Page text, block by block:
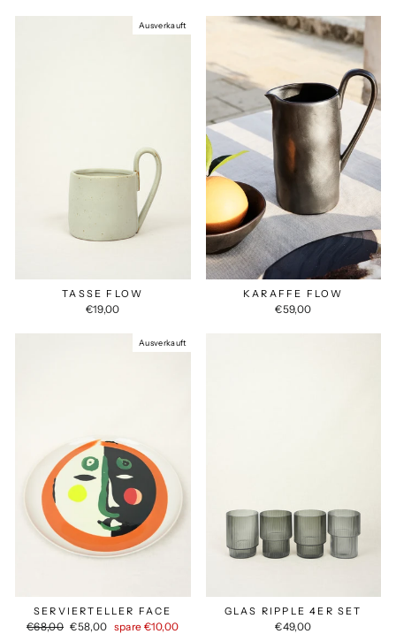
Ausverkauft
TASSE FLOW
€19,00
KARAFFE FLOW
€59,00
Ausverkauft
SERVIERTELLER FACE
Normaler
€68,00 Sonderpreis
€58,00 spare €10,00
GLAS RIPPLE 4ER SET
€49,00